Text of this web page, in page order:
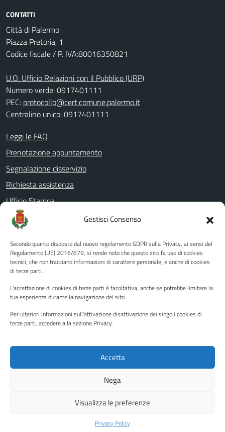
Gestisci Consenso
Secondo quanto disposto dal nuovo regolamento GDPR sulla Privacy, ai sensi del
Regolamento (UE) 2016/679, si rende noto che questo sito fa uso di cookies
tecnici, che non tracciano informazioni di carattere personale, e anche di cookies
di terze parti.
L'accettazione di cookies di terze parti è facoltativa, anche se potrebbe limitare la
tua esperienza durante la navigazione del sito.
Per ulteriori informazioni sull'attivazione disattivazione dei singoli cookies di
terze parti, accedere alla sezione Privacy.
Accetta
Nega
Visualizza le preferenze
Privacy Policy
CONTATTI
Città di Palermo
Piazza Pretoria, 1
Codice fiscale / P. IVA:80016350821
U.O. Ufficio Relazioni con il Pubblico (URP)
Numero verde: 0917401111
PEC: protocollo@cert.comune.palermo.it
Centralino unico: 0917401111
Leggi le FAQ
Prenotazione appuntamento
Segnalazione disservizio
Richiesta assistenza
Ufficio Stampa
Amministrazione Trasparente
Albo pretorio
Informativa privacy
Note legali
Piano di miglioramento del sito
Instagram